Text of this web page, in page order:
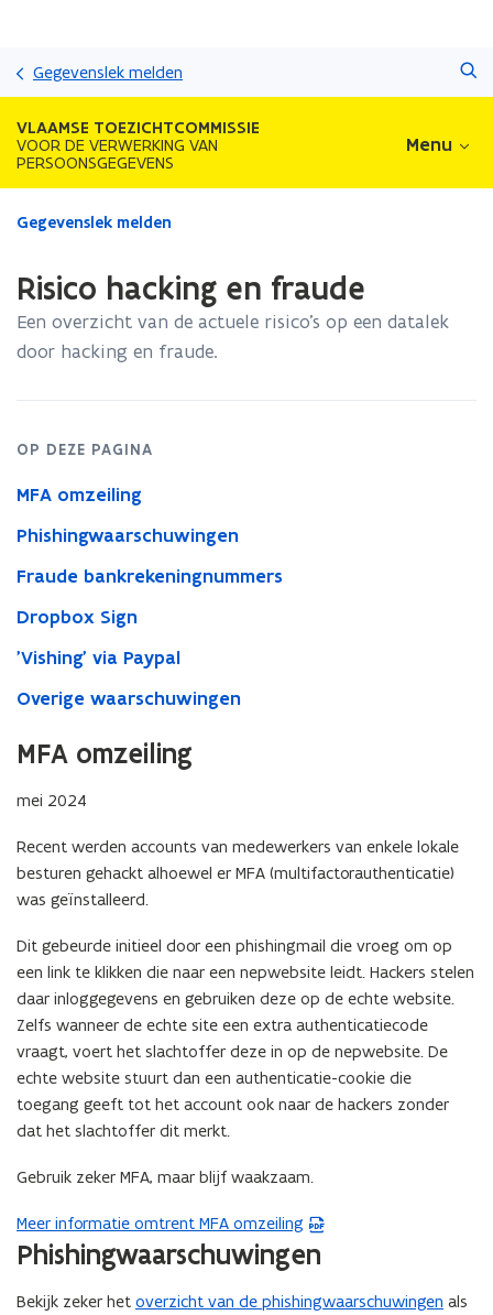
inhoud
Gegevenslek melden
VLAAMSE TOEZICHTCOMMISSIE
VOOR DE VERWERKING VAN
PERSOONSGEGEVENS
Menu
Gedaan
bevindt
op:
fraude
Gegevenslek melden
Risico hacking en fraude
Een overzicht van de actuele risico’s op een datalek
door hacking en fraude.
OP DEZE PAGINA
MFA omzeiling
Phishingwaarschuwingen
Fraude bankrekeningnummers
Dropbox Sign
'Vishing' via Paypal
Overige waarschuwingen
MFA omzeiling
mei 2024
Recent werden accounts van medewerkers van enkele lokale
besturen gehackt alhoewel er MFA (multifactorauthenticatie)
was geïnstalleerd.
Dit gebeurde initieel door een phishingmail die vroeg om op
een link te klikken die naar een nepwebsite leidt. Hackers stelen
daar inloggegevens en gebruiken deze op de echte website.
Zelfs wanneer de echte site een extra authenticatiecode
vraagt, voert het slachtoffer deze in op de nepwebsite. De
echte website stuurt dan een authenticatie-cookie die
toegang geeft tot het account ook naar de hackers zonder
dat het slachtoffer dit merkt.
Gebruik zeker MFA, maar blijf waakzaam.
Meer informatie omtrent MFA omzeiling
(
P
F
Phishingwaarschuwingen
Bekijk zeker het overzicht van de phishingwaarschuwingen als